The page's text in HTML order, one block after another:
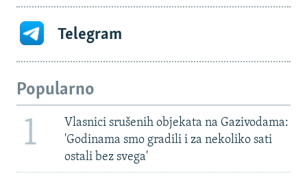
Telegram
Popularno
1
Vlasnici srušenih objekata na Gazivodama:
'Godinama smo gradili i za nekoliko sati
ostali bez svega'